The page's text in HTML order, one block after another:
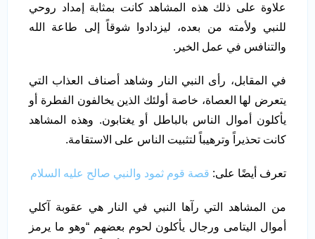
علاوة على ذلك هذه المشاهد كانت بمثابة إمداد روحي
للنبي ولأمته من بعده، ليزدادوا شوقاً إلى طاعة الله
والتنافس في عمل الخير.
في المقابل، رأى النبي النار وشاهد أصناف العذاب التي
يتعرض لها العصاة، خاصة أولئك الذين يخالفون الفطرة أو
يأكلون أموال الناس بالباطل أو يغتابون. وهذه المشاهد
كانت تحذيراً وترهيباً لتثبيت الناس على الاستقامة.
تعرف أيضًا على: قصة قوم ثمود والنبي صالح عليه السلام
من المشاهد التي رآها النبي في النار هي عقوبة آكلي
أموال اليتامى ورجال يأكلون لحوم بعضهم “وهو ما يرمز